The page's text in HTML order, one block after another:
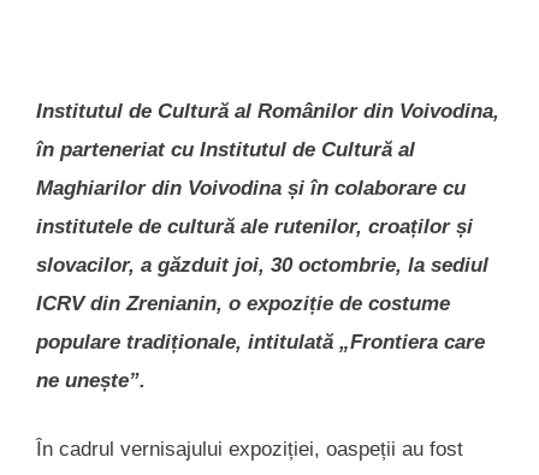
Institutul de Cultură al Românilor din Voivodina,
în parteneriat cu Institutul de Cultură al
Maghiarilor din Voivodina și în colaborare cu
institutele de cultură ale rutenilor, croaților și
slovacilor, a găzduit joi, 30 octombrie, la sediul
ICRV din Zrenianin, o expoziție de costume
populare tradiționale, intitulată „Frontiera care
ne unește”.
În cadrul vernisajului expoziției, oaspeții au fost